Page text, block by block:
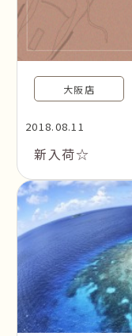
大阪店
2018.08.11
新入荷☆